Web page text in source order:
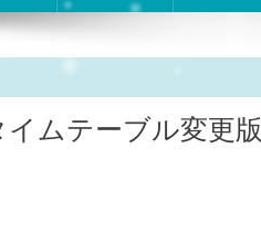
イムテーブル変更版